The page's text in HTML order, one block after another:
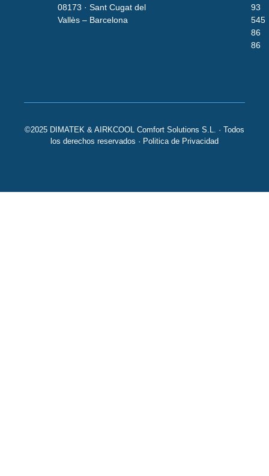
08173 · Sant Cugat del
Vallès – Barcelona
93
545
86
86
©2025 DIMATEK & AIRKCOOL Comfort Solutions S.L. · Todos
los derechos reservados · Politica de Privacidad